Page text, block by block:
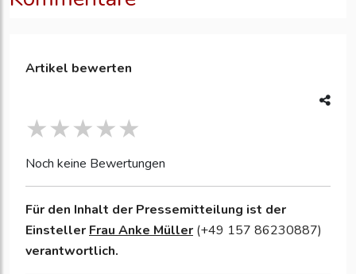
Artikel bewerten
Noch keine Bewertungen
Für den Inhalt der Pressemitteilung ist der
Einsteller Frau Anke Müller (+49 157 86230887)
verantwortlich.